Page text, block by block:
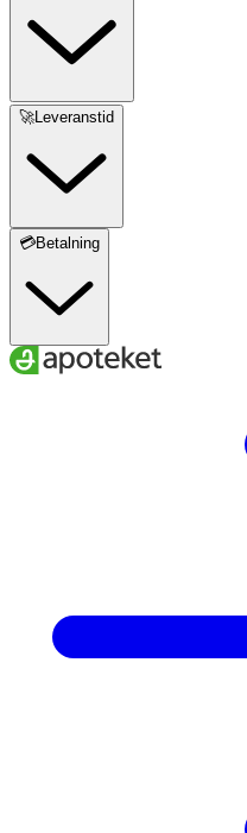
🚀Leveranstid
💳Betalning